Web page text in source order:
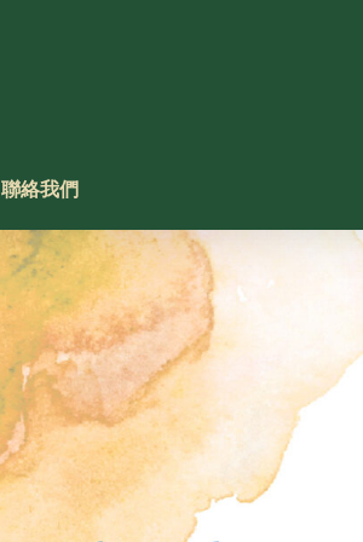
聯絡我們